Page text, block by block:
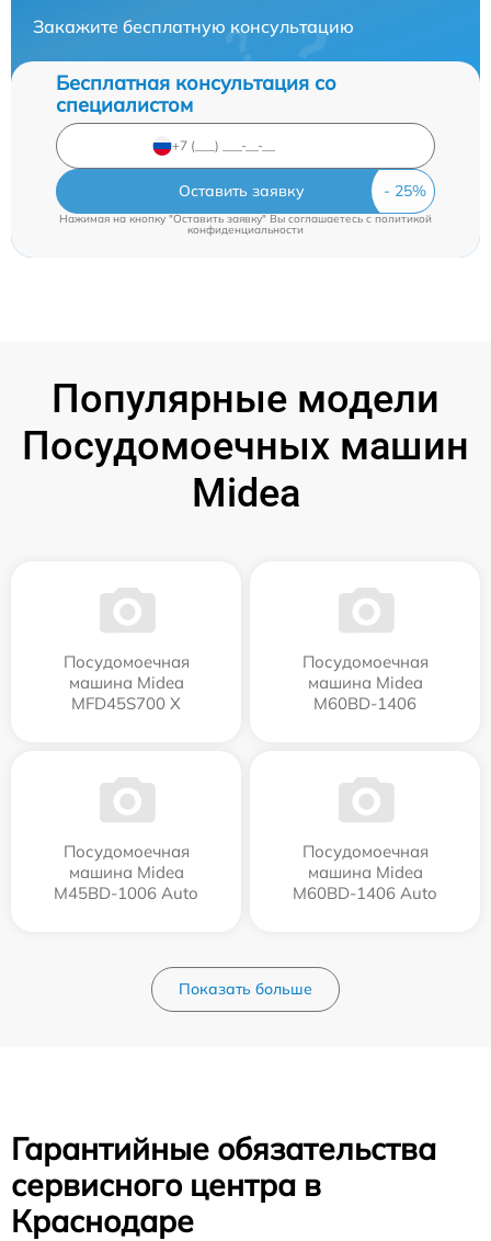
Закажите бесплатную консультацию
Бесплатная консультация со
специалистом
Оставить заявку
Нажимая на кнопку "Оставить заявку" Вы соглашаетесь cполитикой
конфиденциальности
Популярные модели
Посудомоечных машин
Midea
Посудомоечная
машина Midea
MFD45S700 X
Посудомоечная
машина Midea
M60BD-1406
Посудомоечная
машина Midea
M45BD-1006 Auto
Посудомоечная
машина Midea
M60BD-1406 Auto
Показать больше
Гарантийные обязательства
сервисного центра в
Краснодаре